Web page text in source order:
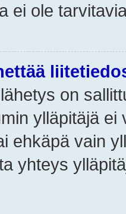
ei ole
on
ylläpitäjä
ehkäpä vain
yhteys